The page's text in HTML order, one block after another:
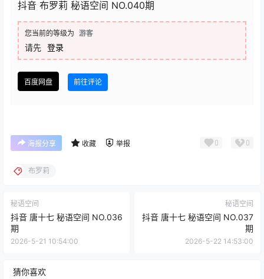
抖音 布罗莉 秘语空间 NO.040期
您当前的等级为 游客
请先 登录
百度网盘 前往评论
海报分享 收藏 举报 0 0
布罗莉
秘语空间
抖音 唐十七 秘语空间 NO.036
期
2026-5-21 10:54:00
秘语空间
抖音 唐十七 秘语空间 NO.037
期
2026-5-22 14:53:00
猜你喜欢